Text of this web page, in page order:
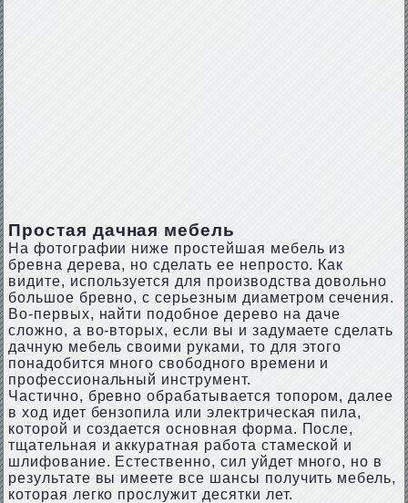
Простая дачная мебель
На фотографии ниже простейшая мебель из
бревна дерева, но сделать ее непросто. Как
видите, используется для производства довольно
большое бревно, с серьезным диаметром сечения.
Во-первых, найти подобное дерево на даче
сложно, а во-вторых, если вы и задумаете сделать
дачную мебель своими руками, то для этого
понадобится много свободного времени и
профессиональный инструмент.
Частично, бревно обрабатывается топором, далее
в ход идет бензопила или электрическая пила,
которой и создается основная форма. После,
тщательная и аккуратная работа стамеской и
шлифование. Естественно, сил уйдет много, но в
результате вы имеете все шансы получить мебель,
которая легко прослужит десятки лет.